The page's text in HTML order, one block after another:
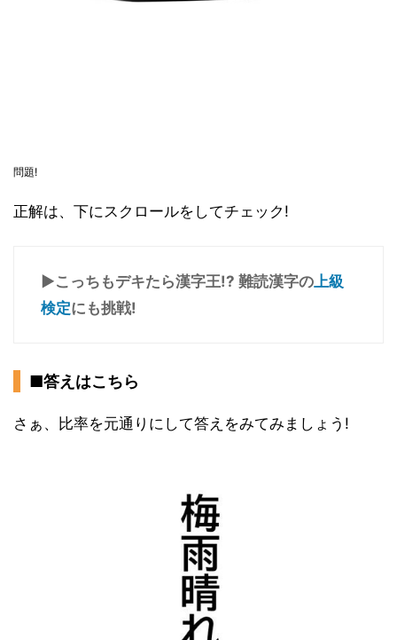
問題!
正解は、下にスクロールをしてチェック!
▶こっちもデキたら漢字王!? 難読漢字の 上級
検定にも挑戦!
■答えはこちら
さぁ、比率を元通りにして答えをみてみましょう!